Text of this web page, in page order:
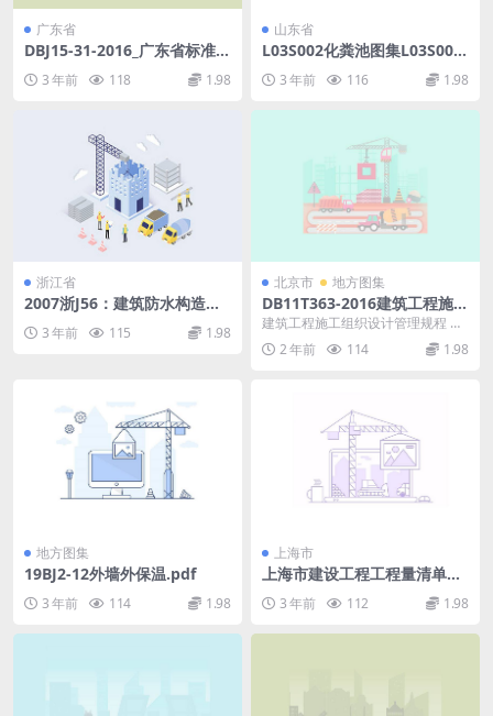
广东省
DBJ15-31-2016_广东省标准
df 3 年前 118 1.98
山东省
L03S002化粪池图集L03S002.
3 年前 116 1.98
浙江省
2007浙J56：建筑防水构造
3 年前 115 1.98
北京市 地方图集
DB11T363-2016建筑工程施工
组织设计管理规程.pdf
建筑工程施工组织设计管理规程 本
规程为推荐性标准。 本规程是根据
北京市质量技术监...
2 年前 114 1.98
地方图集
19BJ2-12外墙外保温.pdf
3 年前 114 1.98
上海市
上海市建设工程工程量清单计
3 年前 112 1.98